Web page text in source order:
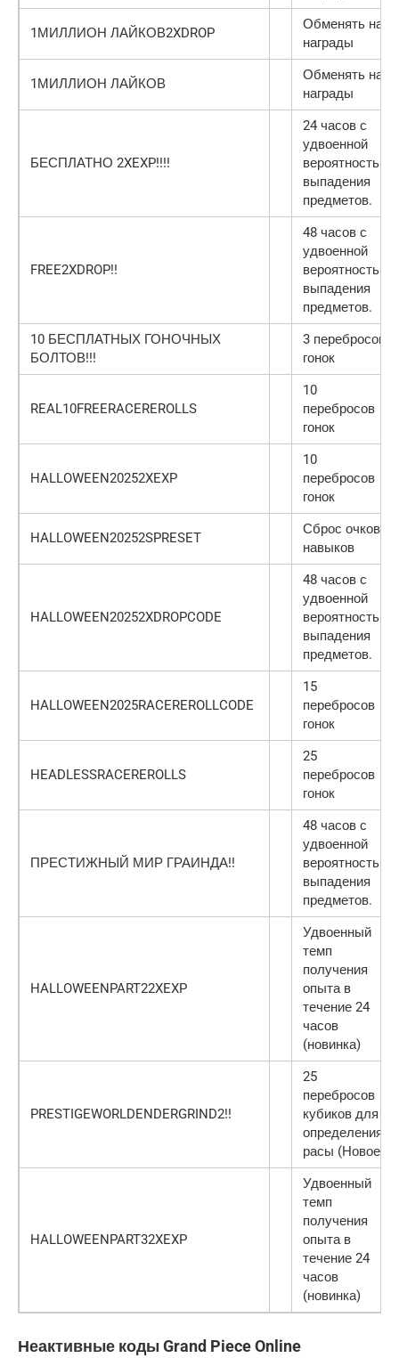
1МИЛЛИОН ЛАЙКОВ2XDROP
Обменять на
награды
1МИЛЛИОН ЛАЙКОВ
Обменять на
награды
БЕСПЛАТНО 2XEXP!!!!
24 часов с
удвоенной
вероятностью
выпадения
предметов.
FREE2XDROP!!
48 часов с
удвоенной
вероятностью
выпадения
предметов.
10 БЕСПЛАТНЫХ ГОНОЧНЫХ
БОЛТОВ!!!
3 перебросов
гонок
REAL10FREERACEREROLLS
10
перебросов
гонок
HALLOWEEN20252XEXP
10
перебросов
гонок
HALLOWEEN20252SPRESET
Сброс очков
навыков
HALLOWEEN20252XDROPCODE
48 часов с
удвоенной
вероятностью
выпадения
предметов.
HALLOWEEN2025RACEREROLLCODE
15
перебросов
гонок
HEADLESSRACEREROLLS
25
перебросов
гонок
ПРЕСТИЖНЫЙ МИР ГРАИНДА!!
48 часов с
удвоенной
вероятностью
выпадения
предметов.
HALLOWEENPART22XEXP
Удвоенный
темп
получения
опыта в
течение 24
часов
(новинка)
PRESTIGEWORLDENDERGRIND2!!
25
перебросов
кубиков для
определения
расы (Новое)
HALLOWEENPART32XEXP
Удвоенный
темп
получения
опыта в
течение 24
часов
(новинка)
Неактивные коды Grand Piece Online